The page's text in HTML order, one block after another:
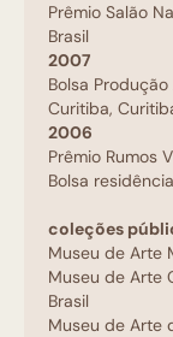
Prêmio Salão
Brasil
2007
Bolsa
Curitiba,
2006
Prêmio Rumos
Bolsa
coleções
Museu de Arte
Museu de Arte
Brasil
Museu de Arte